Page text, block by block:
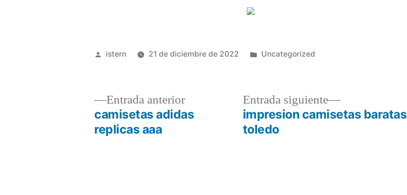
Publicado
istern 21 de diciembre de 2022
Publicado
Uncategorized
Navegación
Entrada anteriorEntrada
anterior:
camisetas adidas
replicas aaa
Entrada siguiente
Entrada
siguiente:
impresion camisetas baratas
toledo